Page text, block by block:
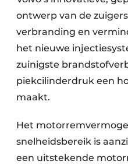
ontwerp van de
verbranding en
het nieuwe
zuinigste
piekcilinderdruk een
maakt.
Het
snelheidsbereik is
een uitstekende